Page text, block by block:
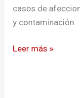
casos de
y contaminación
Leer más »